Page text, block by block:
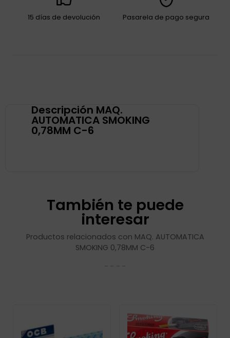
15 días de devolución Pasarela de pago segura
Descripción MAQ.
AUTOMATICA SMOKING
0,78MM C-6
También te puede
interesar
Productos relacionados con MAQ. AUTOMATICA
SMOKING 0,78MM C-6